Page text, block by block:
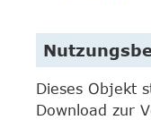
Dieses Objekt
Download zur